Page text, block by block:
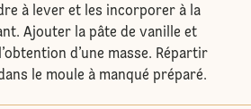
à lever et les incorporer à la
Ajouter la pâte de vanille et
d’une masse. Répartir
le moule à manqué préparé.